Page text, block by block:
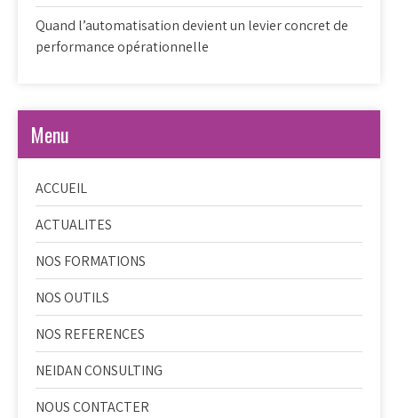
Quand l’automatisation devient un levier concret de
performance opérationnelle
Menu
ACCUEIL
ACTUALITES
NOS FORMATIONS
NOS OUTILS
NOS REFERENCES
NEIDAN CONSULTING
NOUS CONTACTER